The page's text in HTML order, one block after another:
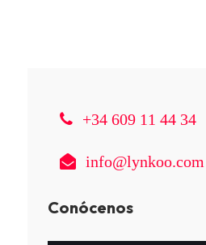
+34 609 11 44 34
info@lynkoo.com
Conócenos